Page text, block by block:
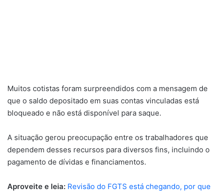
Muitos cotistas foram surpreendidos com a mensagem de
que o saldo depositado em suas contas vinculadas está
bloqueado e não está disponível para saque.
A situação gerou preocupação entre os trabalhadores que
dependem desses recursos para diversos fins, incluindo o
pagamento de dívidas e financiamentos.
Aproveite e leia: Revisão do FGTS está chegando, por que